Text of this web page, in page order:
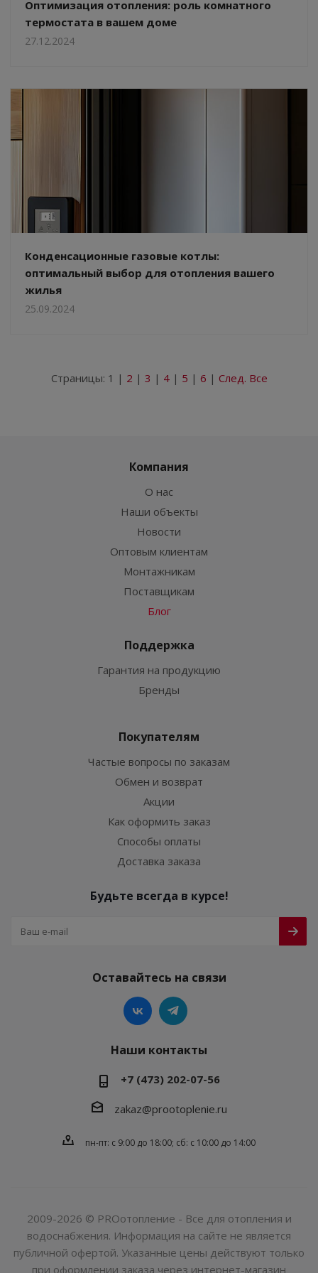
Оптимизация отопления: роль комнатного
термостата в вашем доме
27.12.2024
Конденсационные газовые котлы:
оптимальный выбор для отопления вашего
жилья
25.09.2024
Страницы: 1 | 2 | 3 | 4 | 5 | 6 | След. Все
Компания
О нас
Наши объекты
Новости
Оптовым клиентам
Монтажникам
Поставщикам
Блог
Поддержка
Гарантия на продукцию
Бренды
Покупателям
Частые вопросы по заказам
Обмен и возврат
Акции
Как оформить заказ
Способы оплаты
Доставка заказа
Будьте всегда в курсе!
Оставайтесь на связи
Наши контакты
+7 (473) 202-07-56
zakaz@prootoplenie.ru
пн-пт: c 9:00 до 18:00; сб: с 10:00 до 14:00
2009-2026 © PROотопление - Все для отопления и
водоснабжения. Информация на сайте не является
публичной офертой. Указанные цены действуют только
при оформлении заказа через интернет-магазин